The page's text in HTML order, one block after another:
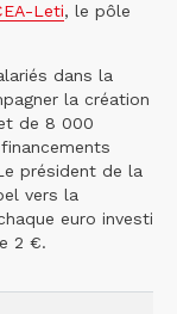
Leti, le pôle
dans la
la création
de 8 000
président de la
vers la
euro investi
2 €.